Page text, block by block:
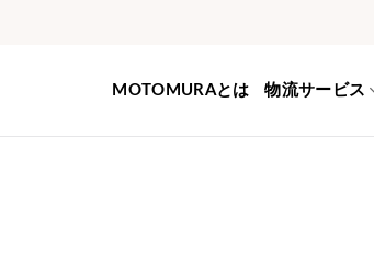
MOTOMURAとは 物流サービス